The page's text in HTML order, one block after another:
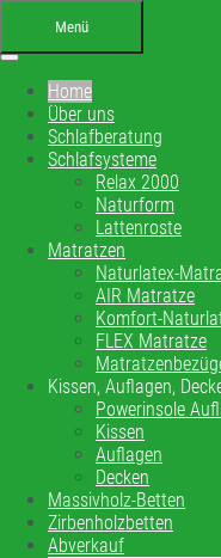
Menü
Home
Über uns
Schlafberatung
Schlafsysteme
Relax 2000
Naturform
Lattenroste
Matratzen
Naturlatex-
AIR Matratze
Komfort-
FLEX Matratze
Kissen, Auflagen,
Powerinsole
Kissen
Auflagen
Decken
Massivholz-Betten
Zirbenholzbetten
Abverkauf
Ihr
Matratzen aus